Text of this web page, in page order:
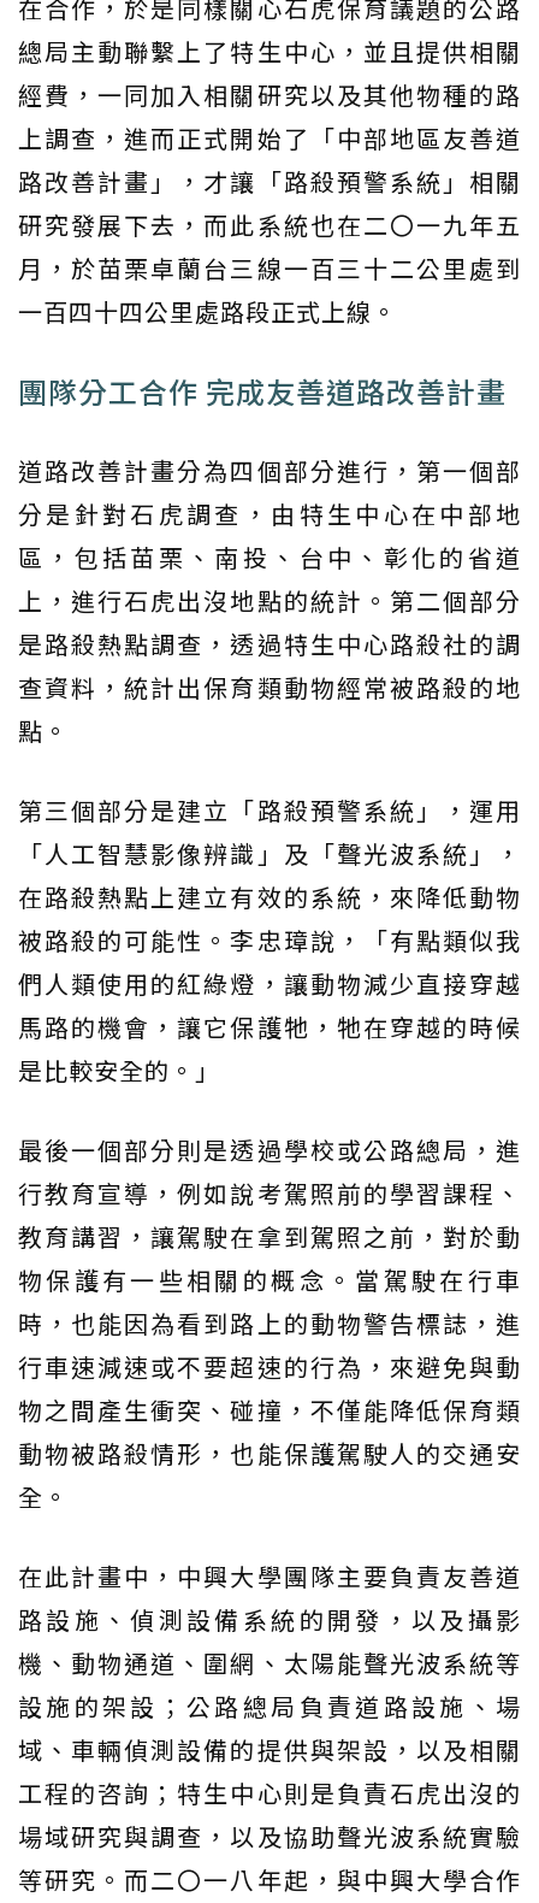
在合作，於是同樣關心石虎保育議題的公路
總局主動聯繫上了特生中心，並且提供相關
經費，一同加入相關研究以及其他物種的路
上調查，進而正式開始了「中部地區友善道
路改善計畫」，才讓「路殺預警系統」相關
研究發展下去，而此系統也在二〇一九年五
月，於苗栗卓蘭台三線一百三十二公里處到
一百四十四公里處路段正式上線。
團隊分工合作 完成友善道路改善計畫
道路改善計畫分為四個部分進行，第一個部
分是針對石虎調查，由特生中心在中部地
區，包括苗栗、南投、台中、彰化的省道
上，進行石虎出沒地點的統計。第二個部分
是路殺熱點調查，透過特生中心路殺社的調
查資料，統計出保育類動物經常被路殺的地
點。
第三個部分是建立「路殺預警系統」，運用
「人工智慧影像辨識」及「聲光波系統」，
在路殺熱點上建立有效的系統，來降低動物
被路殺的可能性。李忠璋說，「有點類似我
們人類使用的紅綠燈，讓動物減少直接穿越
馬路的機會，讓它保護牠，牠在穿越的時候
是比較安全的。」
最後一個部分則是透過學校或公路總局，進
行教育宣導，例如說考駕照前的學習課程、
教育講習，讓駕駛在拿到駕照之前，對於動
物保護有一些相關的概念。當駕駛在行車
時，也能因為看到路上的動物警告標誌，進
行車速減速或不要超速的行為，來避免與動
物之間產生衝突、碰撞，不僅能降低保育類
動物被路殺情形，也能保護駕駛人的交通安
全。
在此計畫中，中興大學團隊主要負責友善道
路設施、偵測設備系統的開發，以及攝影
機、動物通道、圍網、太陽能聲光波系統等
設施的架設；公路總局負責道路設施、場
域、車輛偵測設備的提供與架設，以及相關
工程的咨詢；特生中心則是負責石虎出沒的
場域研究與調查，以及協助聲光波系統實驗
等研究。而二〇一八年起，與中興大學合作